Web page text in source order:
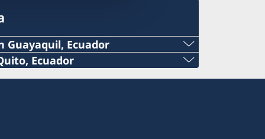
Guayaquil, Ecuador
Ecuador